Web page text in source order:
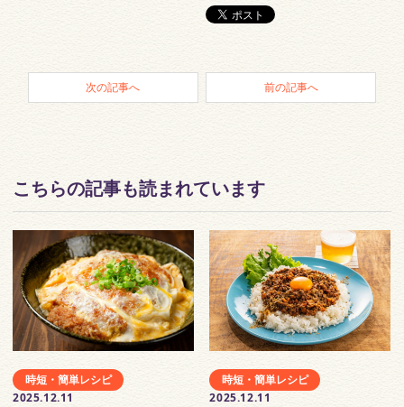
次の記事へ 前の記事へ
こちらの記事も読まれています
時短・簡単レシピ
2025.12.11
時短・簡単レシピ
2025.12.11